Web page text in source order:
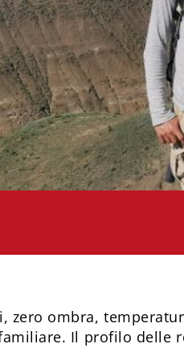
zero ombra,
Il profilo delle